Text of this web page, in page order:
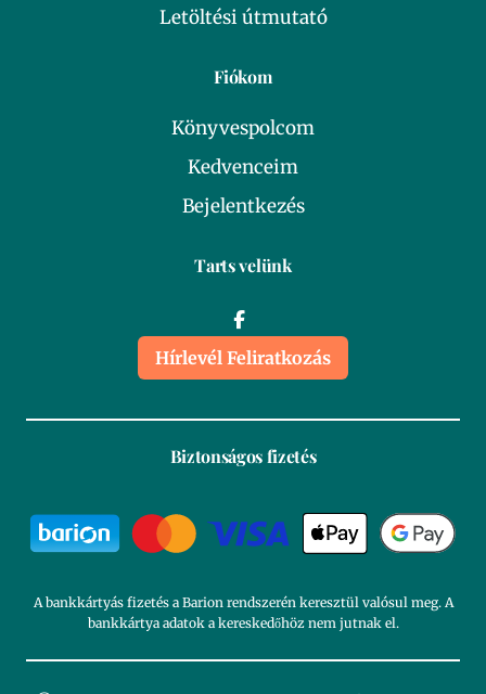
Letöltési útmutató
Fiókom
Könyvespolcom
Kedvenceim
Bejelentkezés
Tarts velünk
Hírlevél Feliratkozás
Biztonságos fizetés
A bankkártyás fizetés a Barion rendszerén keresztül valósul meg. A
bankkártya adatok a kereskedőhöz nem jutnak el.